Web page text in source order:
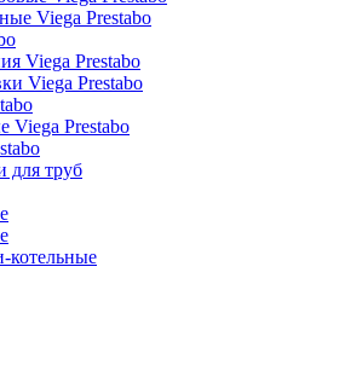
Viega Prestabo
Viega Prestabo
Viega Prestabo
Viega Prestabo
для труб
котельные